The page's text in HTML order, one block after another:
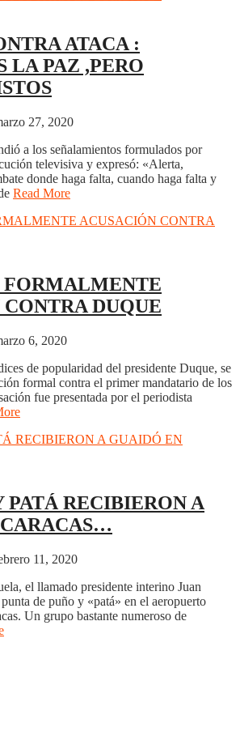
ATACA :
LA PAZ ,PERO
27, 2020
a los señalamientos formulados por
televisiva y expresó: «Alerta,
donde haga falta, cuando haga falta y
Read More
FORMALMENTE
DUQUE
6, 2020
de popularidad del presidente Duque, se
formal contra el primer mandatario de los
fue presentada por el periodista
PATÁ RECIBIERON A
11, 2020
el llamado presidente interino Juan
de puño y «patá» en el aeropuerto
Un grupo bastante numeroso de